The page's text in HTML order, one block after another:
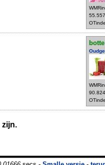
55.557
90.824
zijn.